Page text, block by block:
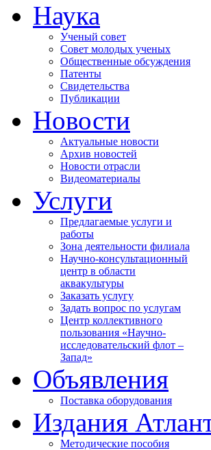
Наука
Ученый совет
Совет молодых ученых
Общественные обсуждения
Патенты
Свидетельства
Публикации
Новости
Актуальные новости
Архив новостей
Новости отрасли
Видеоматериалы
Услуги
Предлагаемые услуги и
работы
Зона деятельности филиала
Научно-консультационный
центр в области
аквакультуры
Заказать услугу
Задать вопрос по услугам
Центр коллективного
пользования «Научно-
исследовательский флот –
Запад»
Объявления
Поставка оборудования
Издания
Методические пособия